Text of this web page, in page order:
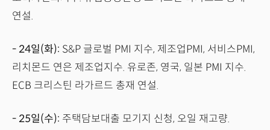
연설.
- 24일(화): S&P 글로벌 PMI 지수, 제조업PMI, 서비스PMI,
리치몬드 연은 제조업지수. 유로존, 영국, 일본 PMI 지수.
ECB 크리스틴 라가르드 총재 연설.
- 25일(수): 주택담보대출 모기지 신청, 오일 재고량.